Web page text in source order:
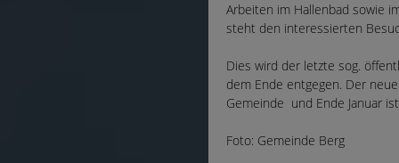
Arbeiten im Hallenbad sowie
steht den interessierten
Dies wird der letzte sog.
dem Ende entgegen. Der
Gemeinde und Ende Januar
Foto: Gemeinde Berg